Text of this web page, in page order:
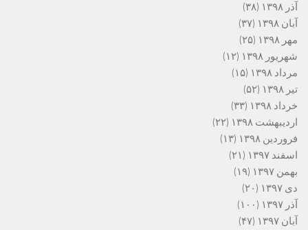
آذر ۱۳۹۸
(۳۸)
آبان ۱۳۹۸
(۳۷)
مهر ۱۳۹۸
(۲۵)
شهریور ۱۳۹۸
(۱۲)
مرداد ۱۳۹۸
(۱۵)
تیر ۱۳۹۸
(۵۲)
خرداد ۱۳۹۸
(۳۳)
اردیبهشت ۱۳۹۸
(۲۲)
فروردین ۱۳۹۸
(۱۳)
اسفند ۱۳۹۷
(۲۱)
بهمن ۱۳۹۷
(۱۹)
دی ۱۳۹۷
(۲۰)
آذر ۱۳۹۷
(۱۰۰)
آبان ۱۳۹۷
(۴۷)